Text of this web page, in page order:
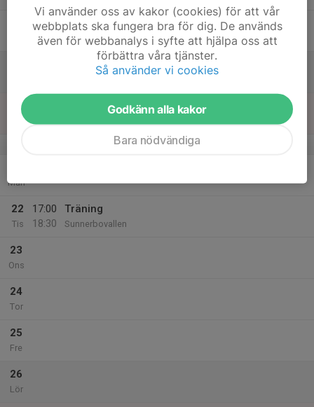
20
Sön
v.39
Mån
22
Tis
17:00
18:30
Träning
Sunnerbovallen
23
Ons
24
Tor
25
Fre
26
Lör
Vi använder oss av kakor (cookies) för att vår
webbplats ska fungera bra för dig. De används
även för webbanalys i syfte att hjälpa oss att
förbättra våra tjänster.
Så använder vi cookies
Godkänn alla kakor
Bara nödvändiga